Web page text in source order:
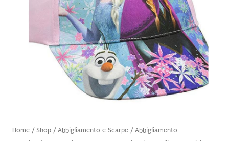
Home/ Shop/Abbigliamento e Scarpe/Abbigliamento